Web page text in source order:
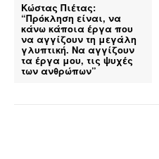
Κώστας Πιέτας:
“Πρόκληση είναι, να
κάνω κάποια έργα που
να αγγίζουν τη μεγάλη
γλυπτική. Να αγγίζουν
τα έργα μου, τις ψυχές
των ανθρώπων”